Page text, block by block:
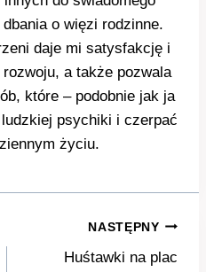
o więzi rodzinne.
daje mi satysfakcję i
a także pozwala
które – podobnie jak ja
psychiki i czerpać
życiu.
NASTĘPNY
Huśtawki na plac